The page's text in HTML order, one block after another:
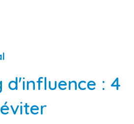
d'influence : 4